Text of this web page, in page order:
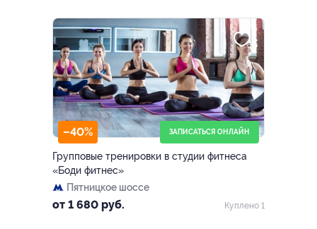
–40% ЗАПИСАТЬСЯ ОНЛАЙН
Групповые тренировки в студии фитнеса
«Боди фитнес»
Пятницкое шоссе
от 1 680 руб. Куплено 1